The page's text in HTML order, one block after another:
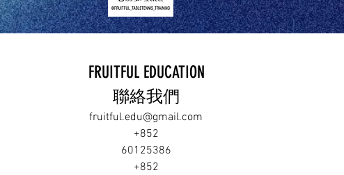
FRUITFUL EDUCATION
​聯絡我們
fruitful.edu@gmail.com
+852
60125386
+852